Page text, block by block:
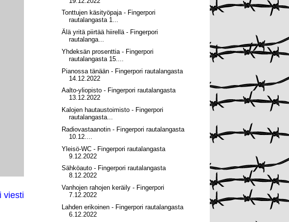
viesti
Tonttujen käsityöpaja - Fingerpori
rautalangasta 1...
Älä yritä piirtää hiirellä - Fingerpori
rautalanga...
Yhdeksän prosenttia - Fingerpori
rautalangasta 15....
Pianossa tänään - Fingerpori rautalangasta
14.12.2022
Aalto-yliopisto - Fingerpori rautalangasta
13.12.2022
Kalojen hautaustoimisto - Fingerpori
rautalangasta...
Radiovastaanotin - Fingerpori rautalangasta
10.12....
Yleisö-WC - Fingerpori rautalangasta
9.12.2022
Sähköauto - Fingerpori rautalangasta
8.12.2022
Vanhojen rahojen keräily - Fingerpori
7.12.2022
Lahden erikoinen - Fingerpori rautalangasta
6.12.2022